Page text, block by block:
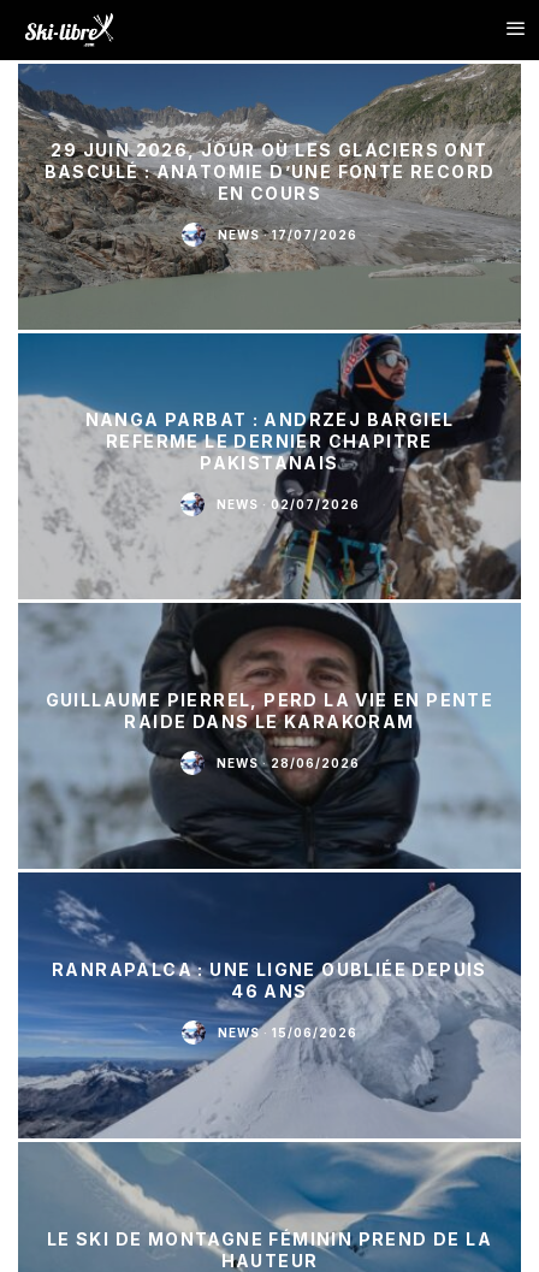
29 JUIN 2026, JOUR OÙ LES GLACIERS ONT
BASCULÉ : ANATOMIE D’UNE FONTE RECORD
EN COURS
NEWS · 17/07/2026
NANGA PARBAT : ANDRZEJ BARGIEL
REFERME LE DERNIER CHAPITRE
PAKISTANAIS
NEWS · 02/07/2026
GUILLAUME PIERREL, PERD LA VIE EN PENTE
RAIDE DANS LE KARAKORAM
NEWS · 28/06/2026
RANRAPALCA : UNE LIGNE OUBLIÉE DEPUIS
46 ANS
NEWS · 15/06/2026
LE SKI DE MONTAGNE FÉMININ PREND DE LA
HAUTEUR